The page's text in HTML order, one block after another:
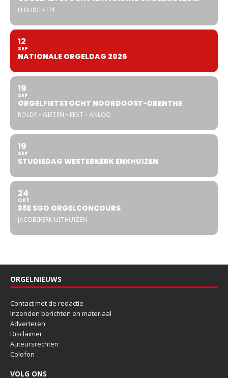
ELBURG • EPE
12
SEP
NATIONALE ORGELDAG 2026
19
SEP
ORGELFIETSTOCHT NOORDOOST-DRENTHE
ROLDE • GIETEN • EEXT • ANLOO
19
SEP
STUDIEDAG WESTERKERK ENKHUIZEN
24
OKT
38E SGO ORGELCONCOURS
JACOBIKERK UITHUIZEN
ORGELNIEUWS
Contact met de redactie
Inzenden berichten en materiaal
Adverteren
Disclaimer
Auteursrechten
Colofon
VOLG ONS